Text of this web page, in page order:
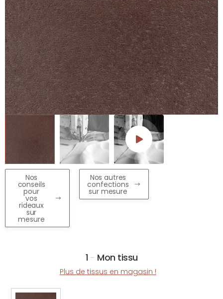
Nos
conseils
pour
vos
rideaux
sur
mesure
Nos autres
confections
sur mesure
1 - Mon tissu
Plus de tissus en magasin !